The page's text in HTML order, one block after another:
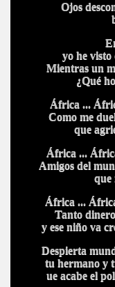
Ojos
yo he visto
Mientras un
¿Qué
África ...
Como me
que
África ...
Amigos del
que
África ...
Tanto
y ese niño va
Despierta
tu hermano y
ue acabe el